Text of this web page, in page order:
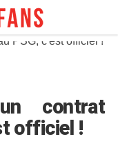
contrat
officiel !